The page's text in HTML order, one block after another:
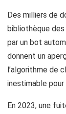
Des milliers de
bibliothèque
par un bot
donnent un
l’algorithme de
inestimable pour
En 2023, une